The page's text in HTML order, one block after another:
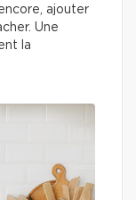
ajouter
Une
la